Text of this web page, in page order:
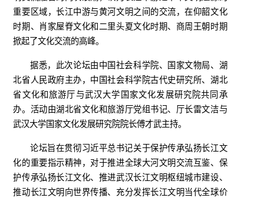
重要区域，长江中游与黄河文明之间的交流，在仰韶文化
时期、肖家屋脊文化和二里头夏文化时期、商周王朝时期
掀起了文化交流的高峰。
据悉，此次论坛由中国社会科学院、国家文物局、湖
北省人民政府主办，中国社会科学院古代史研究所、湖北
省文化和旅游厅与武汉大学国家文化发展研究院共同承
办。活动由湖北省文化和旅游厅党组书记、厅长雷文洁与
武汉大学国家文化发展研究院院长傅才武主持。
论坛旨在贯彻习近平总书记关于保护传承弘扬长江文
化的重要指示精神，对于推进全球大河文明交流互鉴、保
护传承弘扬长江文化、推进武汉长江文明枢纽城市建设、
推动长江文明向世界传播、充分发挥长江文明当代全球价